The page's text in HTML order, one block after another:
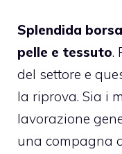
Splendida
pelle e tessuto.
del settore e
la riprova. Sia i
lavorazione
una compagna